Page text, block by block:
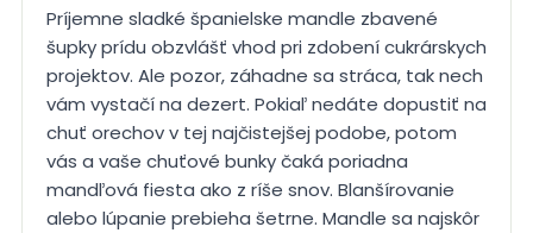
Príjemne sladké španielske mandle zbavené
šupky prídu obzvlášť vhod pri zdobení cukrárskych
projektov. Ale pozor, záhadne sa stráca, tak nech
vám vystačí na dezert. Pokiaľ nedáte dopustiť na
chuť orechov v tej najčistejšej podobe, potom
vás a vaše chuťové bunky čaká poriadna
mandľová fiesta ako z ríše snov. Blanšírovanie
alebo lúpanie prebieha šetrne. Mandle sa najskôr